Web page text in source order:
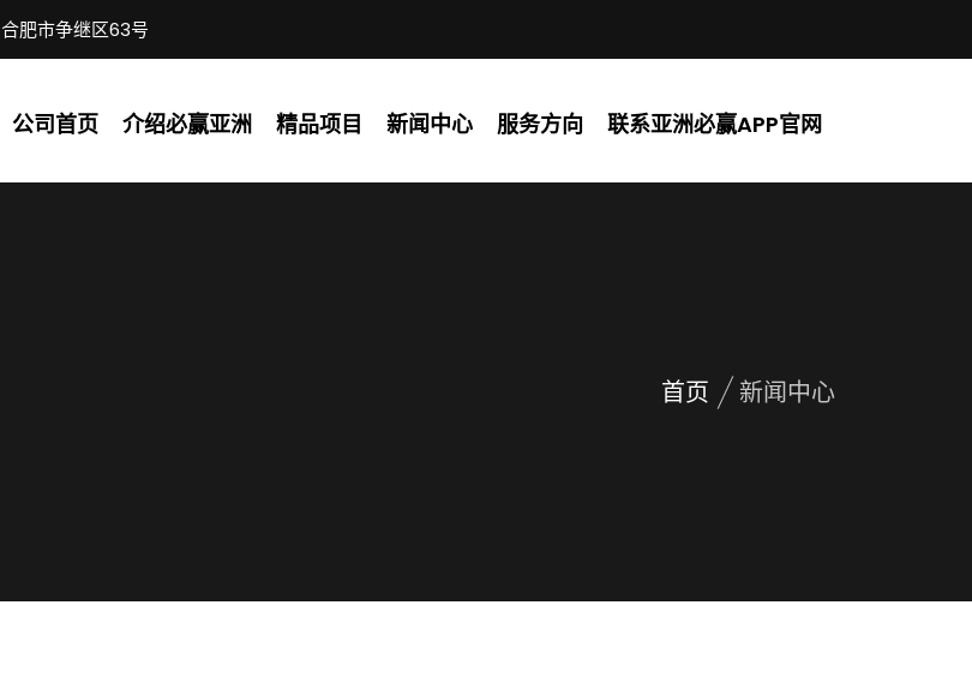
合肥市争继区63号
公司首页 介绍必赢亚洲 精品项目 新闻中心 服务方向 联系亚洲必赢APP官网
首页 新闻中心